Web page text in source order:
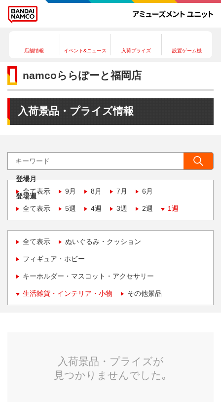
店舗情報 イベント&ニュース 入荷プライズ 設置ゲーム機
namcoららぽーと福岡店
入荷景品・プライズ情報
登場月
全て表示
9月 8月 7月 6月
登場週
全て表示
5週 4週 3週 2週 1週
全て表示 ぬいぐるみ・クッション
フィギュア・ホビー
キーホルダー・マスコット・アクセサリー
生活雑貨・インテリア・小物 その他景品